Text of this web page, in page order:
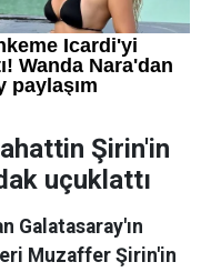
Şirin'in
uçuklattı
Galatasaray'ın
Muzaffer Şirin'in